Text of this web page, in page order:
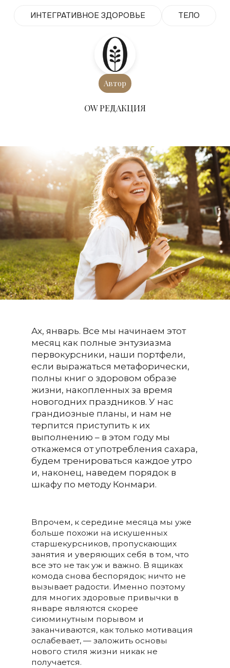
ИНТЕГРАТИВНОЕ ЗДОРОВЬЕ ТЕЛО
Автор
ОW РЕДАКЦИЯ
Ах, январь. Все мы начинаем этот
месяц как полные энтузиазма
первокурсники, наши портфели,
если выражаться метафорически,
полны книг о здоровом образе
жизни, накопленных за время
новогодних праздников. У нас
грандиозные планы, и нам не
терпится приступить к их
выполнению – в этом году мы
откажемся от употребления сахара,
будем тренироваться каждое утро
и, наконец, наведем порядок в
шкафу по методу Конмари.
Впрочем, к середине месяца мы уже
больше похожи на искушенных
старшекурсников, пропускающих
занятия и уверяющих себя в том, что
все это не так уж и важно. В ящиках
комода снова беспорядок; ничто не
вызывает радости. Именно поэтому
для многих здоровые привычки в
январе являются скорее
сиюминутным порывом и
заканчиваются, как только мотивация
ослабевает, — заложить основы
нового стиля жизни никак не
получается.